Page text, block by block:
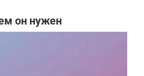
он нужен